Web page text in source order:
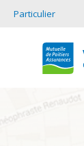
Particulier